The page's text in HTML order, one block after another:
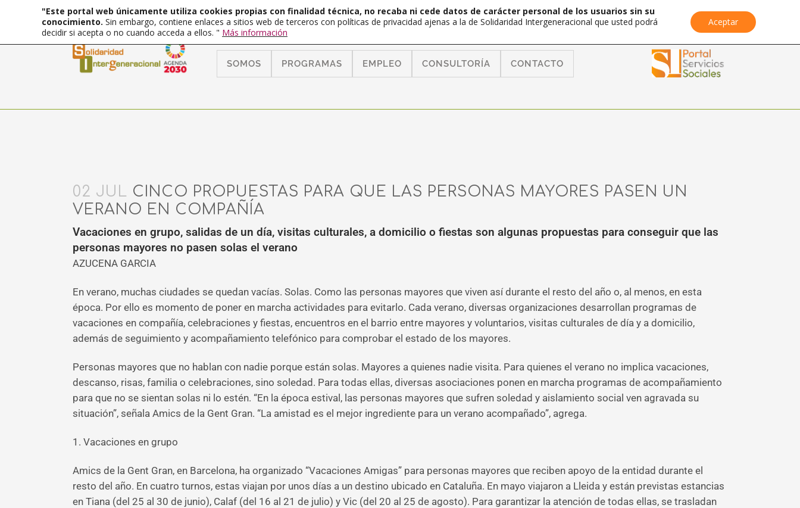
SOMOS PROGRAMAS EMPLEO CONSULTORÍA CONTACTO
02 JUL CINCO PROPUESTAS PARA QUE LAS PERSONAS MAYORES PASEN UN
VERANO EN COMPAÑÍA
Vacaciones en grupo, salidas de un día, visitas culturales, a domicilio o fiestas son algunas propuestas para conseguir que las
personas mayores no pasen solas el verano
AZUCENA GARCIA
En verano, muchas ciudades se quedan vacías. Solas. Como las personas mayores que viven así durante el resto del año o, al menos, en esta
época. Por ello es momento de poner en marcha actividades para evitarlo. Cada verano, diversas organizaciones desarrollan programas de
vacaciones en compañía, celebraciones y fiestas, encuentros en el barrio entre mayores y voluntarios, visitas culturales de día y a domicilio,
además de seguimiento y acompañamiento telefónico para comprobar el estado de los mayores.
Personas mayores que no hablan con nadie porque están solas. Mayores a quienes nadie visita. Para quienes el verano no implica vacaciones,
descanso, risas, familia o celebraciones, sino soledad. Para todas ellas, diversas asociaciones ponen en marcha programas de acompañamiento
para que no se sientan solas ni lo estén. “En la época estival, las personas mayores que sufren soledad y aislamiento social ven agravada su
situación”, señala Amics de la Gent Gran. “La amistad es el mejor ingrediente para un verano acompañado”, agrega.
1. Vacaciones en grupo
Amics de la Gent Gran, en Barcelona, ha organizado “Vacaciones Amigas” para personas mayores que reciben apoyo de la entidad durante el
resto del año. En cuatro turnos, estas viajan por unos días a un destino ubicado en Cataluña. En mayo viajaron a Lleida y están previstas estancias
en Tiana (del 25 al 30 de junio), Calaf (del 16 al 21 de julio) y Vic (del 20 al 25 de agosto). Para garantizar la atención de todas ellas, se trasladan
"Este portal web únicamente utiliza cookies propias con finalidad técnica, no recaba ni cede datos de carácter personal de los usuarios sin su
conocimiento. Sin embargo, contiene enlaces a sitios web de terceros con políticas de privacidad ajenas a la de Solidaridad Intergeneracional que usted podrá
decidir si acepta o no cuando acceda a ellos. " Más información
Aceptar